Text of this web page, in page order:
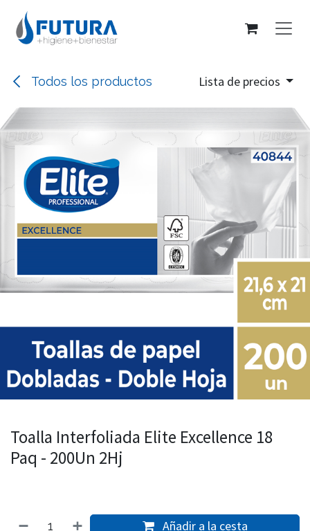
Ir al contenido
Todos los productos Lista de precios
Toalla Interfoliada Elite Excellence 18
Paq - 200Un 2Hj
Añadir a la cesta